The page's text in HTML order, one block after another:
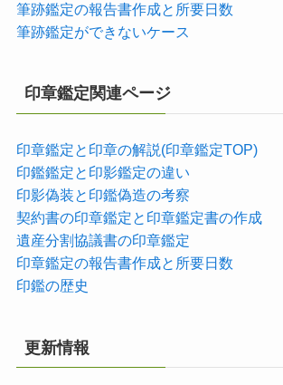
筆跡鑑定の報告書作成と所要日数
筆跡鑑定ができないケース
印章鑑定関連ページ
印章鑑定と印章の解説(印章鑑定TOP)
印鑑鑑定と印影鑑定の違い
印影偽装と印鑑偽造の考察
契約書の印章鑑定と印章鑑定書の作成
遺産分割協議書の印章鑑定
印章鑑定の報告書作成と所要日数
印鑑の歴史
更新情報